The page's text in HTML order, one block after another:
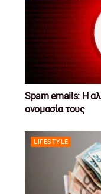
Spam emails: Η
ονομασία τους
LIFESTYLE